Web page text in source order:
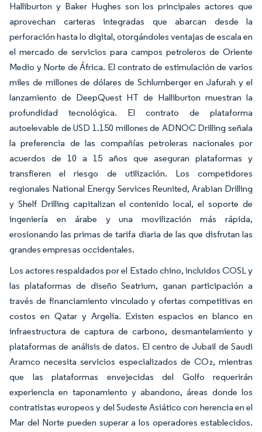
Halliburton y Baker Hughes son los principales actores que
aprovechan carteras integradas que abarcan desde la
perforación hasta lo digital, otorgándoles ventajas de escala en
el mercado de servicios para campos petroleros de Oriente
Medio y Norte de África. El contrato de estimulación de varios
miles de millones de dólares de Schlumberger en Jafurah y el
lanzamiento de DeepQuest HT de Halliburton muestran la
profundidad tecnológica. El contrato de plataforma
autoelevable de USD 1.150 millones de ADNOC Drilling señala
la preferencia de las compañías petroleras nacionales por
acuerdos de 10 a 15 años que aseguran plataformas y
transfieren el riesgo de utilización. Los competidores
regionales National Energy Services Reunited, Arabian Drilling
y Shelf Drilling capitalizan el contenido local, el soporte de
ingeniería en árabe y una movilización más rápida,
erosionando las primas de tarifa diaria de las que disfrutan las
grandes empresas occidentales.
Los actores respaldados por el Estado chino, incluidos COSL y
las plataformas de diseño Seatrium, ganan participación a
través de financiamiento vinculado y ofertas competitivas en
costos en Qatar y Argelia. Existen espacios en blanco en
infraestructura de captura de carbono, desmantelamiento y
plataformas de análisis de datos. El centro de Jubail de Saudi
Aramco necesita servicios especializados de CO₂, mientras
que las plataformas envejecidas del Golfo requerirán
experiencia en taponamiento y abandono, áreas donde los
contratistas europeos y del Sudeste Asiático con herencia en el
Mar del Norte pueden superar a los operadores establecidos.